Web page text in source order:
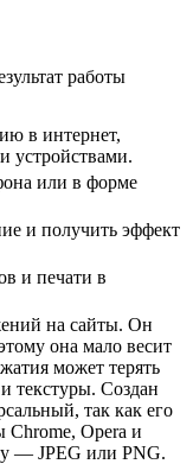
работы
в интернет,
устройствами.
или в форме
и получить эффект
и печати в
на сайты. Он
она мало весит
может терять
текстуры. Создан
так как его
Chrome, Opera и
— JPEG или PNG.